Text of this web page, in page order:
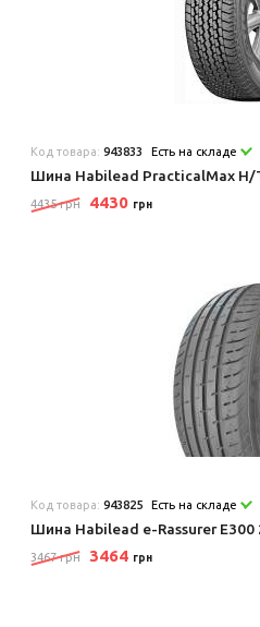
Код товара:943833 Есть на складе
Шина Habilead PracticalMax H/
4435 грн 4430 грн
Код товара:943825 Есть на складе
Шина Habilead e-Rassurer E300
3467 грн 3464 грн